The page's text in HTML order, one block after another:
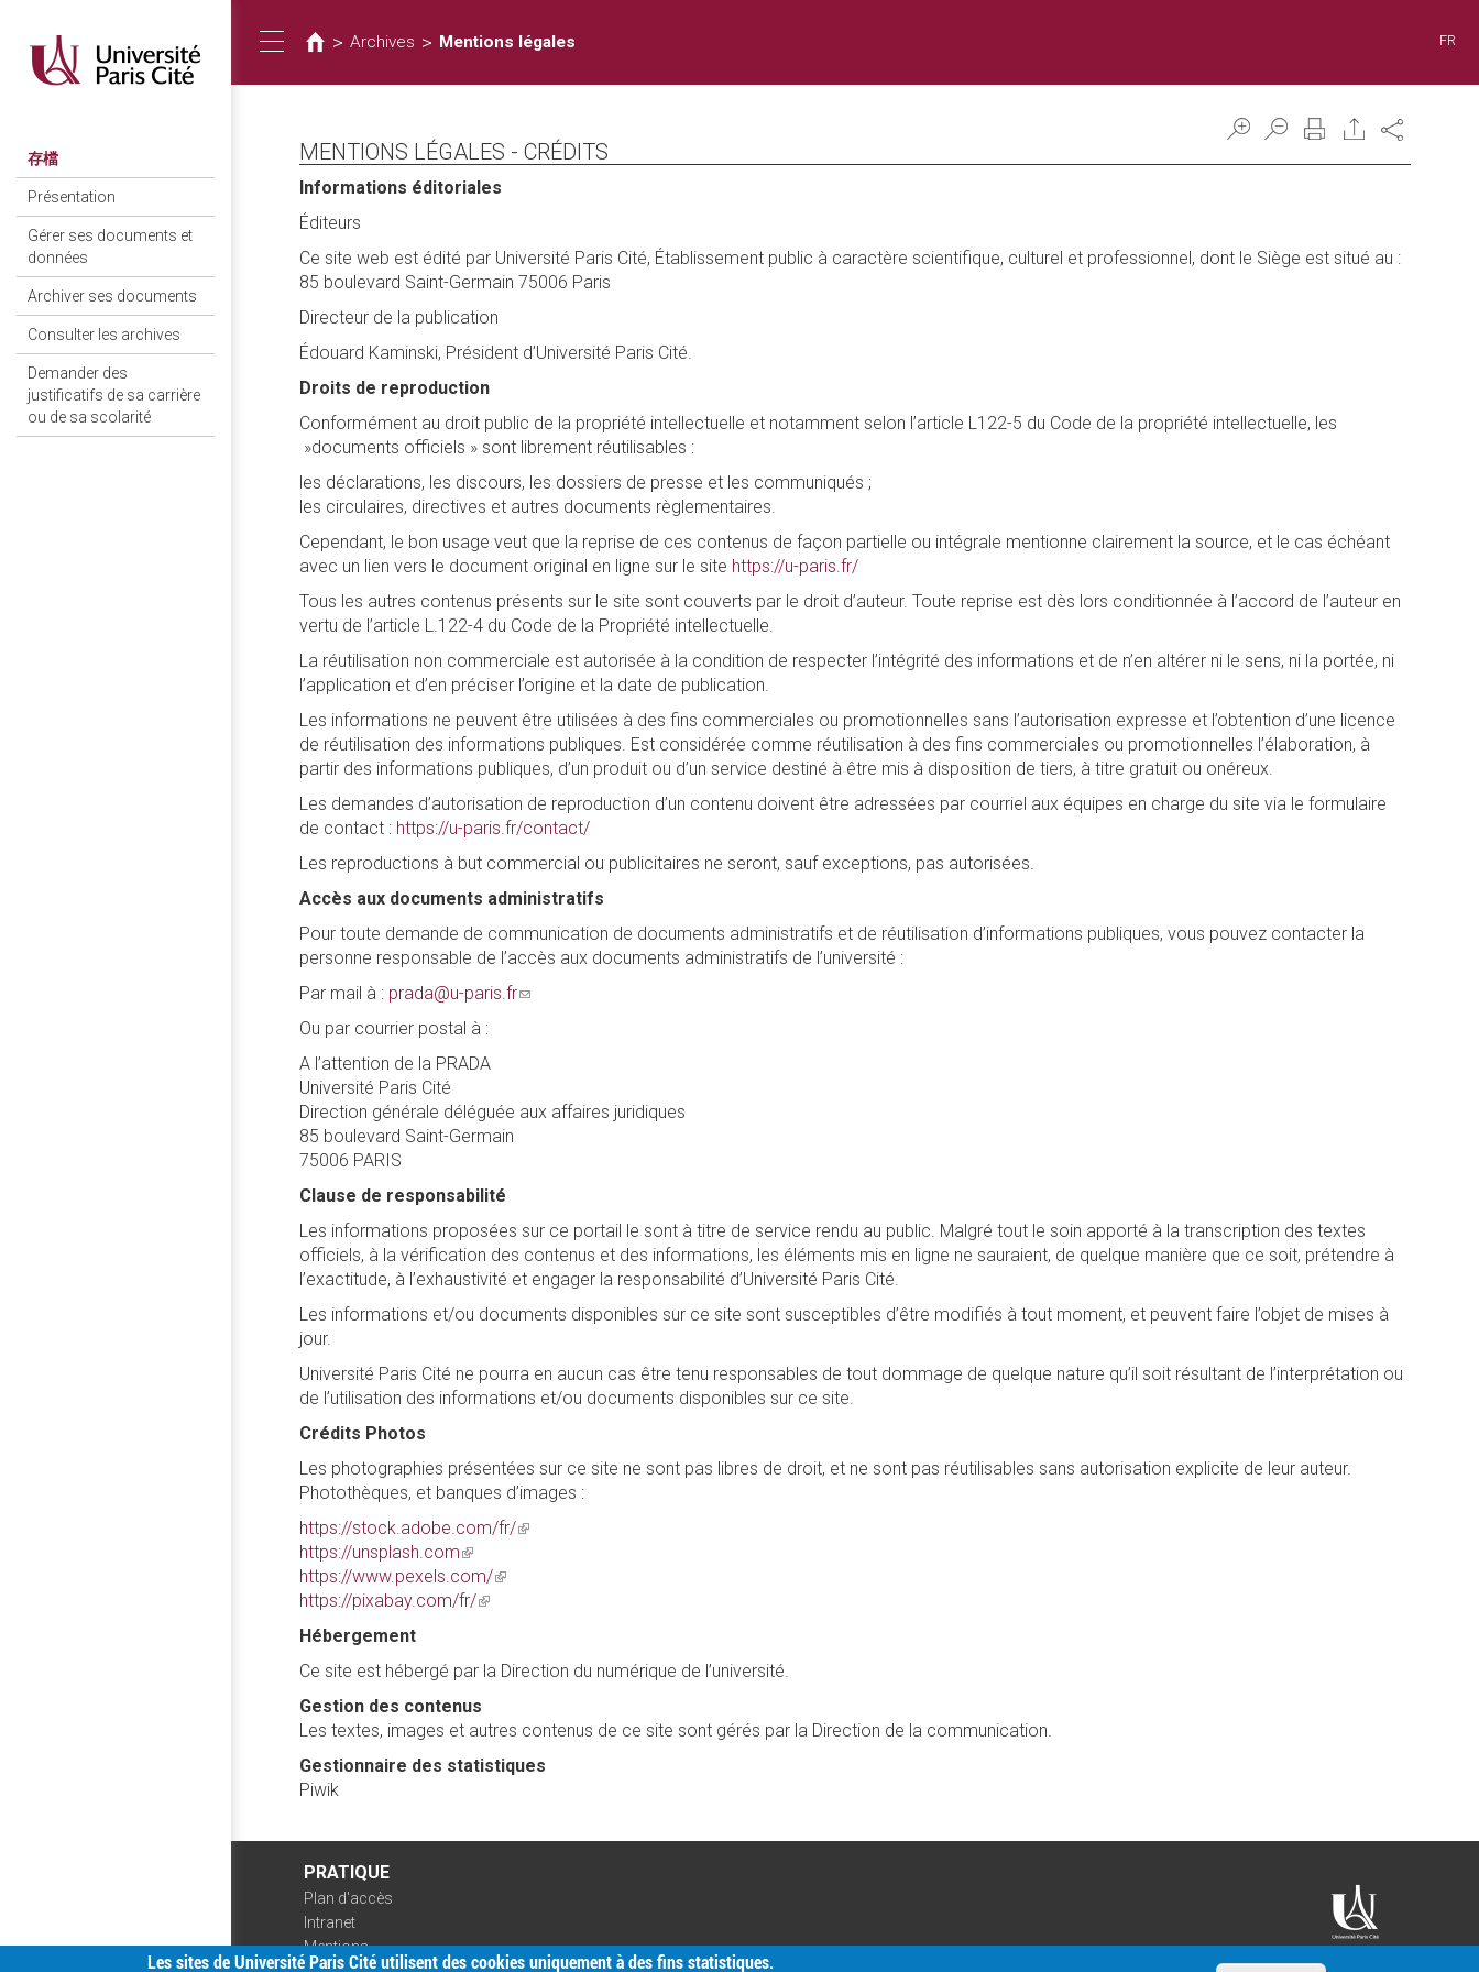
存檔
Présentation
Gérer ses documents et
données
Archiver ses documents
Consulter les archives
Demander des
justificatifs de sa carrière
ou de sa scolarité
Toggle
navigation
在
這
> Archives > Mentions légales FR
Share
MENTIONS LÉGALES - CRÉDITS
Informations éditoriales
Éditeurs
Ce site web est édité par Université Paris Cité, Établissement public à caractère scientifique, culturel et professionnel, dont le Siège est situé au :
85 boulevard Saint-Germain 75006 Paris
Directeur de la publication
Édouard Kaminski, Président d’Université Paris Cité.
Droits de reproduction
Conformément au droit public de la propriété intellectuelle et notamment selon l’article L122-5 du Code de la propriété intellectuelle, les
»documents officiels » sont librement réutilisables :
les déclarations, les discours, les dossiers de presse et les communiqués ;
les circulaires, directives et autres documents règlementaires.
Cependant, le bon usage veut que la reprise de ces contenus de façon partielle ou intégrale mentionne clairement la source, et le cas échéant
avec un lien vers le document original en ligne sur le site https://u-paris.fr/
Tous les autres contenus présents sur le site sont couverts par le droit d’auteur. Toute reprise est dès lors conditionnée à l’accord de l’auteur en
vertu de l’article L.122-4 du Code de la Propriété intellectuelle.
La réutilisation non commerciale est autorisée à la condition de respecter l’intégrité des informations et de n’en altérer ni le sens, ni la portée, ni
l’application et d’en préciser l’origine et la date de publication.
Les informations ne peuvent être utilisées à des fins commerciales ou promotionnelles sans l’autorisation expresse et l’obtention d’une licence
de réutilisation des informations publiques. Est considérée comme réutilisation à des fins commerciales ou promotionnelles l’élaboration, à
partir des informations publiques, d’un produit ou d’un service destiné à être mis à disposition de tiers, à titre gratuit ou onéreux.
Les demandes d’autorisation de reproduction d’un contenu doivent être adressées par courriel aux équipes en charge du site via le formulaire
de contact : https://u-paris.fr/contact/
Les reproductions à but commercial ou publicitaires ne seront, sauf exceptions, pas autorisées.
Accès aux documents administratifs
Pour toute demande de communication de documents administratifs et de réutilisation d’informations publiques, vous pouvez contacter la
personne responsable de l’accès aux documents administratifs de l’université :
Par mail à : prada@u-paris.fr(link
Ou par courrier postal à :
A l’attention de la PRADA
Université Paris Cité
Direction générale déléguée aux affaires juridiques
85 boulevard Saint-Germain
75006 PARIS
Clause de responsabilité
Les informations proposées sur ce portail le sont à titre de service rendu au public. Malgré tout le soin apporté à la transcription des textes
officiels, à la vérification des contenus et des informations, les éléments mis en ligne ne sauraient, de quelque manière que ce soit, prétendre à
l’exactitude, à l’exhaustivité et engager la responsabilité d’Université Paris Cité.
Les informations et/ou documents disponibles sur ce site sont susceptibles d’être modifiés à tout moment, et peuvent faire l’objet de mises à
jour.
Université Paris Cité ne pourra en aucun cas être tenu responsables de tout dommage de quelque nature qu’il soit résultant de l’interprétation ou
de l’utilisation des informations et/ou documents disponibles sur ce site.
Crédits Photos
Les photographies présentées sur ce site ne sont pas libres de droit, et ne sont pas réutilisables sans autorisation explicite de leur auteur.
Photothèques, et banques d’images :
https://stock.adobe.com/fr/(link
https://unsplash.com(link
is
external)
https://www.pexels.com/(link
https://pixabay.com/fr/(link
Hébergement
Ce site est hébergé par la Direction du numérique de l’université.
Gestion des contenus
Les textes, images et autres contenus de ce site sont gérés par la Direction de la communication.
Gestionnaire des statistiques
Piwik
PRATIQUE
Plan d'accès
Intranet
Mentions
légales
Les sites de Université Paris Cité utilisent des cookies uniquement à des fins statistiques.